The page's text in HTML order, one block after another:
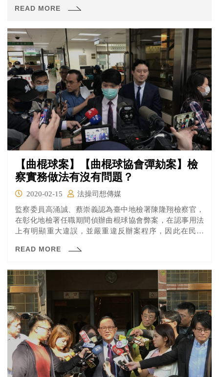
方說了什麼吧！
READ MORE
【曲棍球案】【曲棍球協會彈劾案】檢
察實務做法有沒有問題？
2020-02-15
法操司想傳媒
監察委員高涌誠、蔡崇義認為臺中地檢署陳隆翔檢察官，
在彰化地檢署任職期間偵辦曲棍球協會弊案，在認事用法
上有明顯重大違誤，並嚴重違反辦案程序，因此在民國
檢察官認為監委因為自身的政治立場，不滿自己認定林滄
職權。
READ MORE